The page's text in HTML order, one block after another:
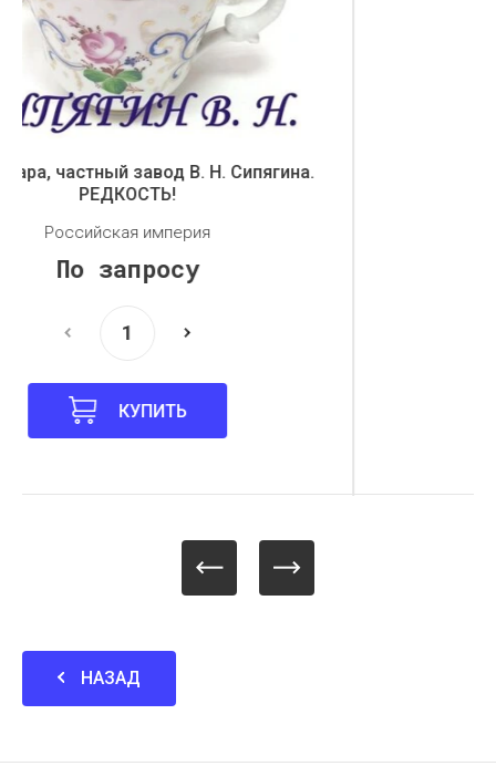
Кувшин Кузнецов М. С.
По запросу
НАЗАД